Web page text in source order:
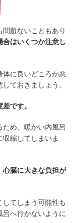
題ないこともあり
合はいくつか注意し
体に良いどころか悪
ておきましょう。
です。
め、暖かい内風呂
縮してしまいま
心臓に大きな負担が
てしまう可能性も
へ行かないように